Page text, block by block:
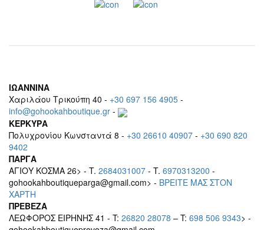
ΙΩΑΝΝΙΝΑ
Χαριλάου Τρικούπη 40 - +30 697 156 4905 -
info@gohookahboutique.gr -
ΚΕΡΚΥΡΑ
Πολυχρονίου Κωνσταντά 8 - +30 26610 40907 - +30 690 820
9402
ΠΑΡΓΑ
ΑΓΙΟΥ ΚΟΣΜΑ 26> - T. 2684031007 - T. 6970313200 -
gohookahboutiqueparga@gmail.com> - BΡEITE MAΣ ΣΤΟΝ
ΧΑΡΤΗ
ΠΡΕΒΕΖΑ
ΛΕΩΦΟΡΟΣ ΕΙΡΗΝΗΣ 41 - T: 26820 28078 – T: 698 506 9343> -